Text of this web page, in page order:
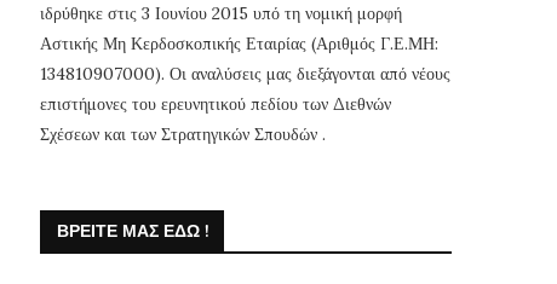
ιδρύθηκε στις 3 Ιουνίου 2015 υπό τη νομική μορφή
Αστικής Μη Κερδοσκοπικής Εταιρίας (Αριθμός Γ.Ε.ΜΗ:
134810907000). Οι αναλύσεις μας διεξάγονται από νέους
επιστήμονες του ερευνητικού πεδίου των Διεθνών
Σχέσεων και των Στρατηγικών Σπουδών .
ΒΡΕΊΤΕ ΜΑΣ ΕΔΏ !